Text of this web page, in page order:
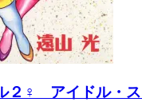
２♀ アイドル・ス